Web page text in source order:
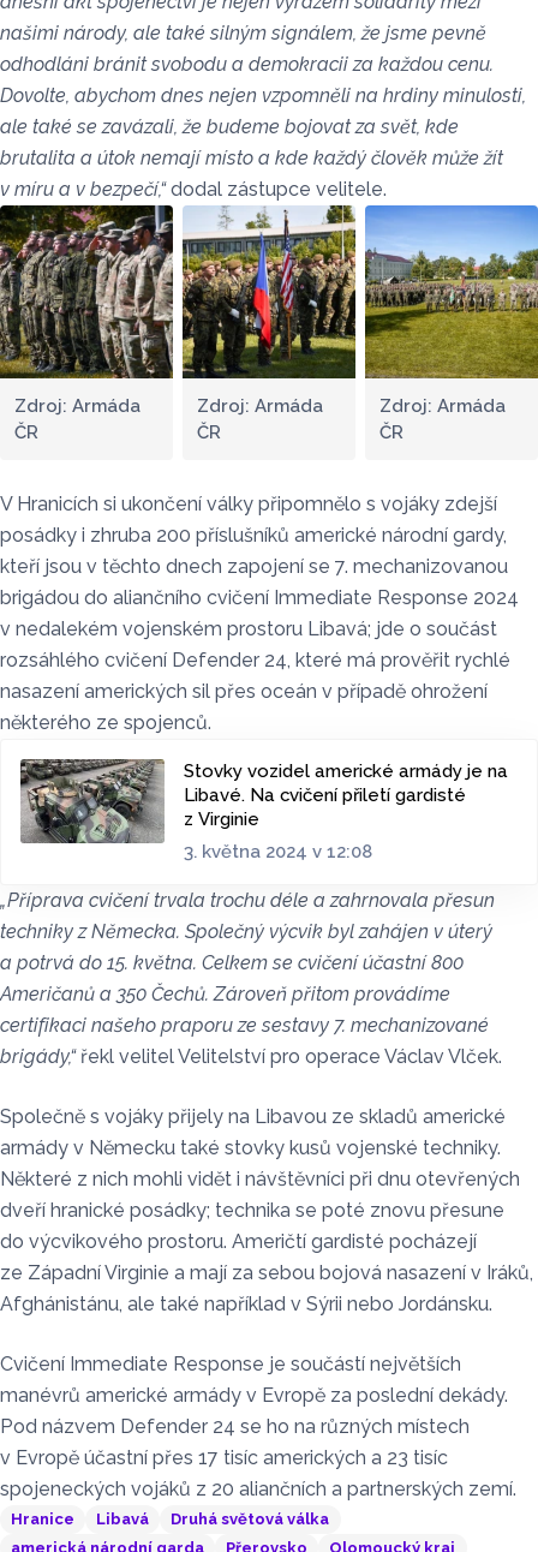
našimi národy, ale také silným signálem, že jsme pevně
odhodláni bránit svobodu a demokracii za každou cenu.
Dovolte, abychom dnes nejen vzpomněli na hrdiny minulosti,
ale také se zavázali, že budeme bojovat za svět, kde
brutalita a útok nemají místo a kde každý člověk může žít
v míru a v bezpečí,“dodal zástupce velitele.
Zdroj: Armáda
ČR
Zdroj: Armáda
ČR
Zdroj: Armáda
ČR
V Hranicích si ukončení války připomnělo s vojáky zdejší
posádky i zhruba 200 příslušníků americké národní gardy,
kteří jsou v těchto dnech zapojení se 7. mechanizovanou
brigádou do aliančního cvičení Immediate Response 2024
v nedalekém vojenském prostoru Libavá; jde o součást
rozsáhlého cvičení Defender 24, které má prověřit rychlé
nasazení amerických sil přes oceán v případě ohrožení
některého ze spojenců.
Stovky vozidel americké armády je na
Libavé. Na cvičení přiletí gardisté
z Virginie
3. května 2024 v 12:08
„Příprava cvičení trvala trochu déle a zahrnovala přesun
techniky z Německa. Společný výcvik byl zahájen v úterý
a potrvá do 15. května. Celkem se cvičení účastní 800
Američanů a 350 Čechů. Zároveň přitom provádíme
certifikaci našeho praporu ze sestavy 7. mechanizované
brigády,“ řekl velitel Velitelství pro operace Václav Vlček.
Společně s vojáky přijely na Libavou ze skladů americké
armády v Německu také stovky kusů vojenské techniky.
Některé z nich mohli vidět i návštěvníci při dnu otevřených
dveří hranické posádky; technika se poté znovu přesune
do výcvikového prostoru. Američtí gardisté pocházejí
ze Západní Virginie a mají za sebou bojová nasazení v Iráků,
Afghánistánu, ale také například v Sýrii nebo Jordánsku.
Cvičení Immediate Response je součástí největších
manévrů americké armády v Evropě za poslední dekády.
Pod názvem Defender 24 se ho na různých místech
v Evropě účastní přes 17 tisíc amerických a 23 tisíc
spojeneckých vojáků z 20 aliančních a partnerských zemí.
Hranice Libavá
Druhá světová válka
americká národní garda
Přerovsko Olomoucký kraj